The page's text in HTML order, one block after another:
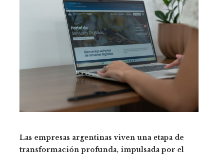
Las empresas argentinas viven una etapa de
transformación profunda, impulsada por el